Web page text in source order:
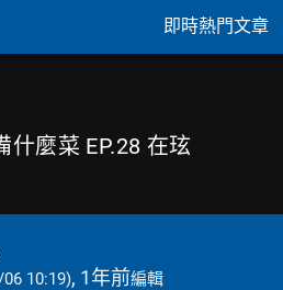
即時熱門文章
什麼菜 EP.28 在玹
10:19), 1年前編輯